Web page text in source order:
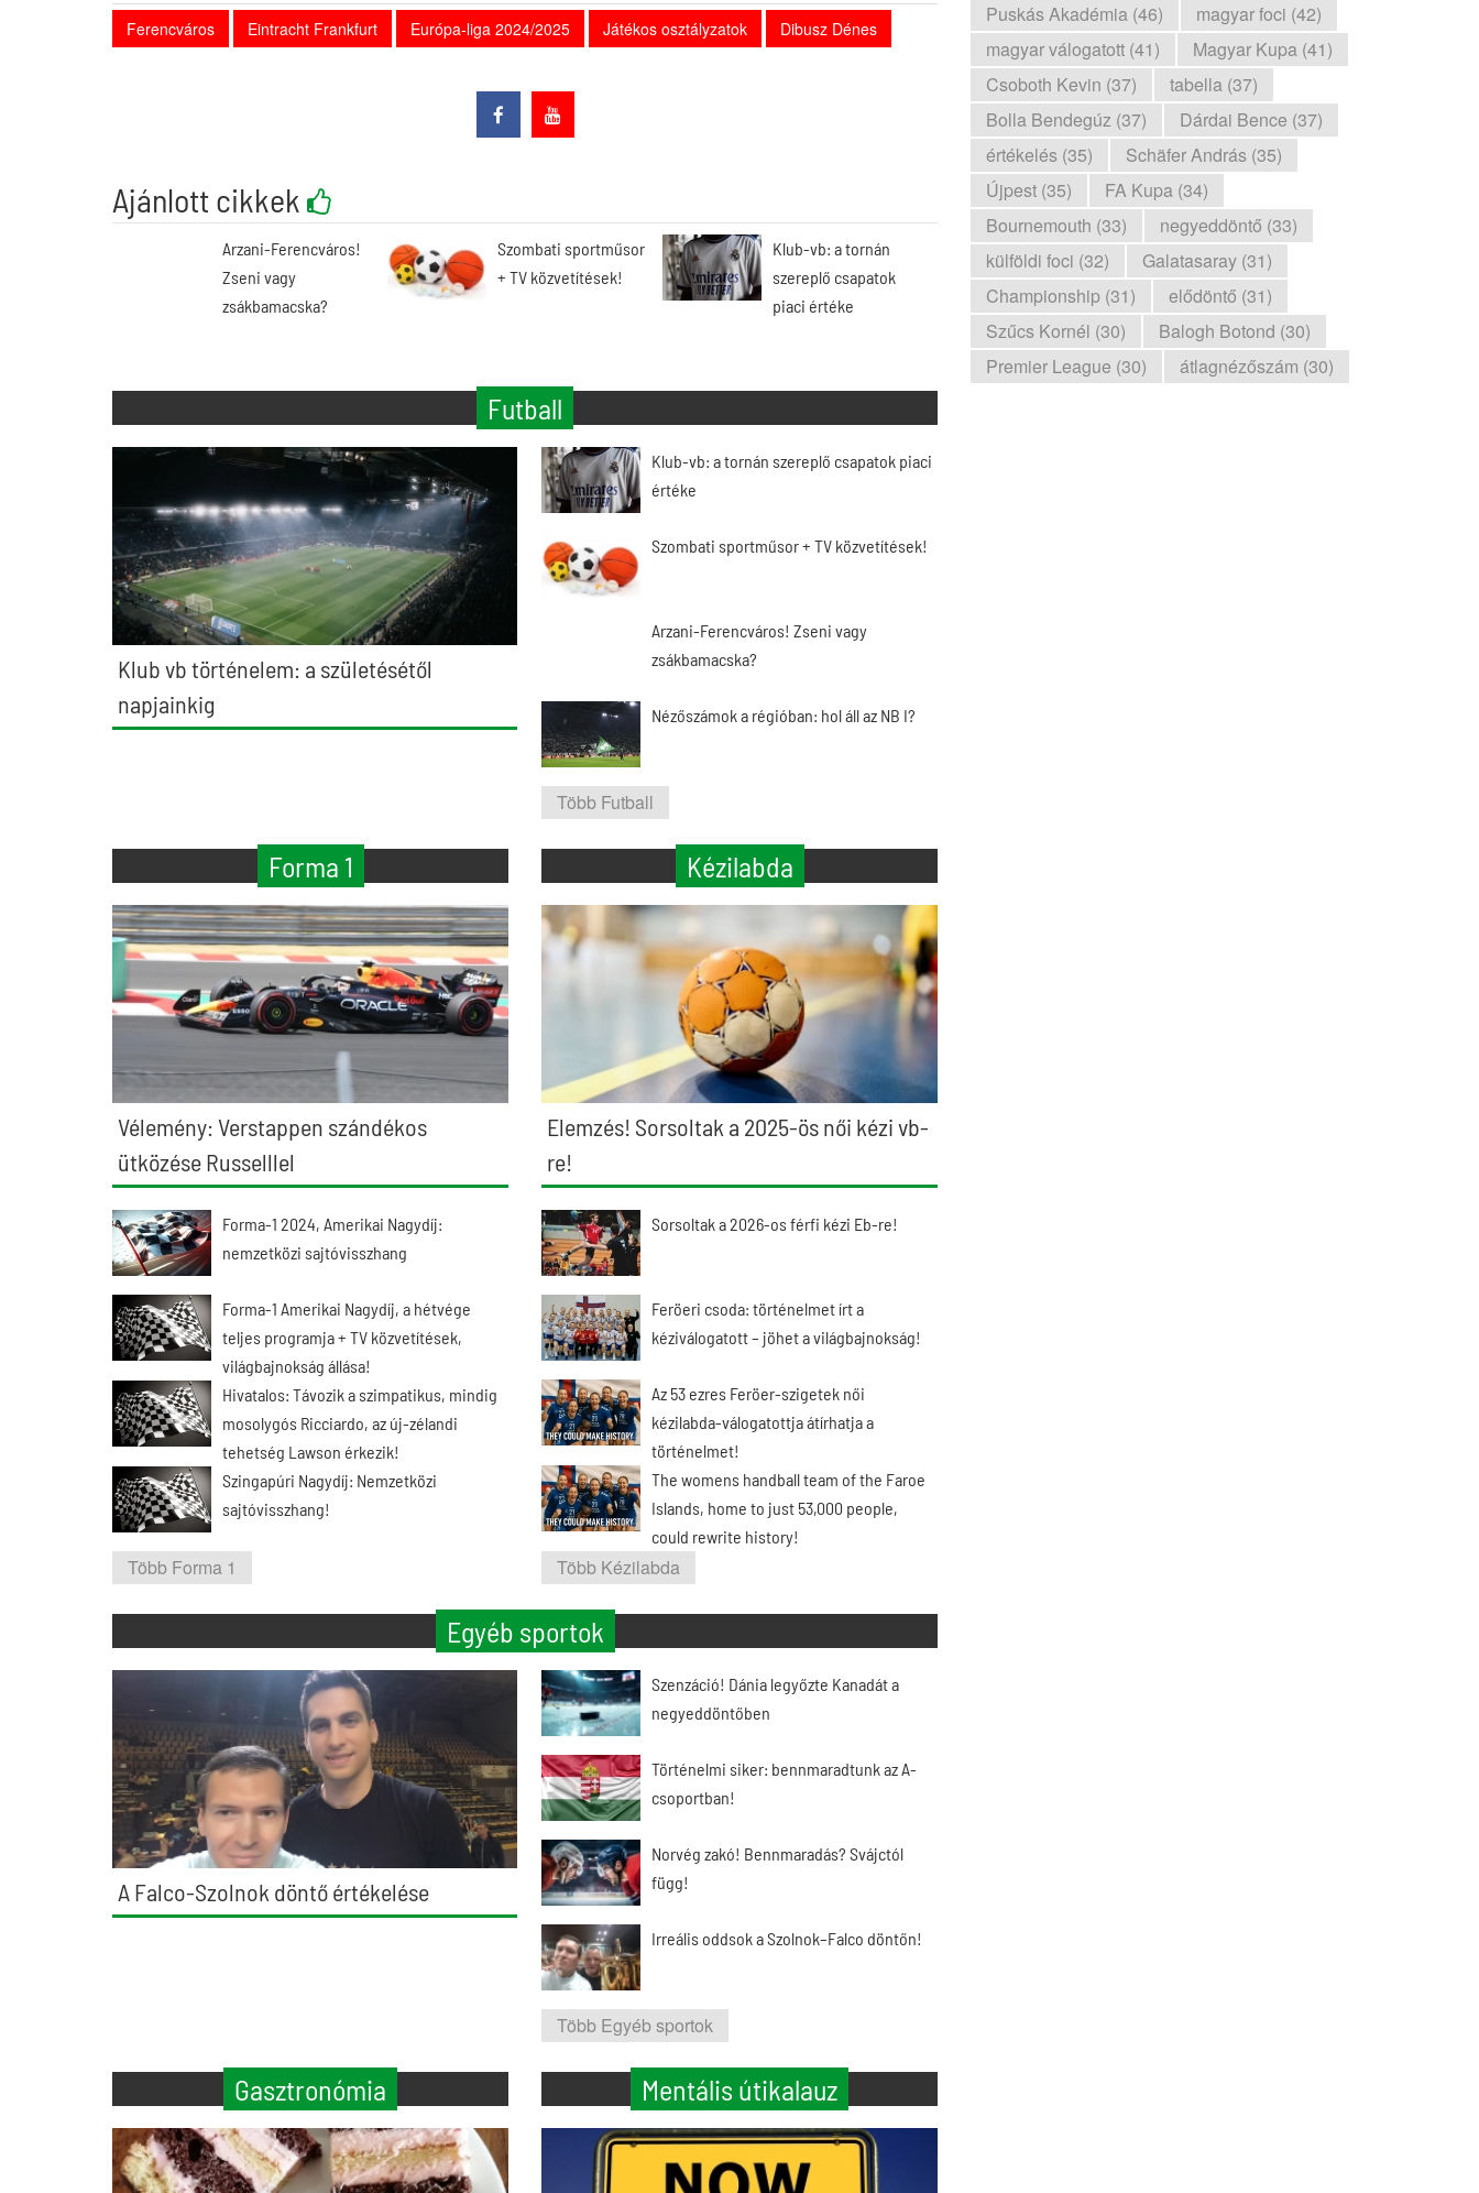
Ferencváros Eintracht Frankfurt Európa-liga 2024/2025 Játékos osztályzatok Dibusz Dénes
Ajánlott cikkek
Arzani-Ferencváros!
Zseni vagy
zsákbamacska?
Szombati sportműsor
+ TV közvetítések!
Klub-vb: a tornán
szereplő csapatok
piaci értéke
Puskás Akadémia (46)
magyar foci (42)
magyar válogatott (41)
Magyar Kupa (41)
Csoboth Kevin (37)
tabella (37)
Bolla Bendegúz (37)
Dárdai Bence (37)
értékelés (35)
Schäfer András (35)
Újpest (35)
FA Kupa (34)
Bournemouth (33)
negyeddöntő (33)
külföldi foci (32)
Galatasaray (31)
Championship (31)
elődöntő (31)
Szűcs Kornél (30)
Balogh Botond (30)
Premier League (30)
átlagnézőszám (30)
Futball
Klub vb történelem: a születésétől
napjainkig
Klub-vb: a tornán szereplő csapatok piaci
értéke
Szombati sportműsor + TV közvetítések!
Arzani-Ferencváros! Zseni vagy
zsákbamacska?
Nézőszámok a régióban: hol áll az NB I?
Több Futball
Forma 1
Vélemény: Verstappen szándékos
ütközése Russelllel
Forma-1 2024, Amerikai Nagydíj:
nemzetközi sajtóvisszhang
Forma-1 Amerikai Nagydíj, a hétvége
teljes programja + TV közvetítések,
világbajnokság állása!
Hivatalos: Távozik a szimpatikus, mindig
mosolygós Ricciardo, az új-zélandi
tehetség Lawson érkezik!
Szingapúri Nagydíj: Nemzetközi
sajtóvisszhang!
Több Forma 1
Kézilabda
Elemzés! Sorsoltak a 2025-ös női kézi vb-
re!
Sorsoltak a 2026-os férfi kézi Eb-re!
Feröeri csoda: történelmet írt a
kéziválogatott – jöhet a világbajnokság!
Az 53 ezres Feröer-szigetek női
kézilabda-válogatottja átírhatja a
történelmet!
The womens handball team of the Faroe
Islands, home to just 53,000 people,
could rewrite history!
Több Kézilabda
Egyéb sportok
A Falco-Szolnok döntő értékelése
Szenzáció! Dánia legyőzte Kanadát a
negyeddöntőben
Történelmi siker: bennmaradtunk az A-
csoportban!
Norvég zakó! Bennmaradás? Svájctól
függ!
Irreális oddsok a Szolnok–Falco döntőn!
Több Egyéb sportok
Gasztronómia Mentális útikalauz